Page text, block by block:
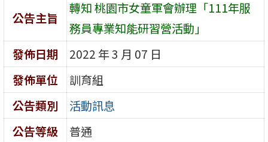
公告主旨
轉知 桃園市女童軍會辦理「111年服
務員專業知能研習營活動」
發佈日期
2022 年 3 月 07 日
發佈單位
訓育組
公告類別
活動訊息
公告等級
普通